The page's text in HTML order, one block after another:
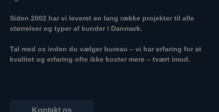
Siden 2002 har vi leveret en lang række projekter til alle
størrelser og typer af kunder i Danmark.
Tal med os inden du vælger bureau – vi har erfaring for at
kvalitet og erfaring ofte ikke koster mere – tvært imod.
Kontakt os